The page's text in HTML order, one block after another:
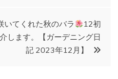
いてくれた秋のバラ
12初
します。【ガーデニング日
記 2023年12月】